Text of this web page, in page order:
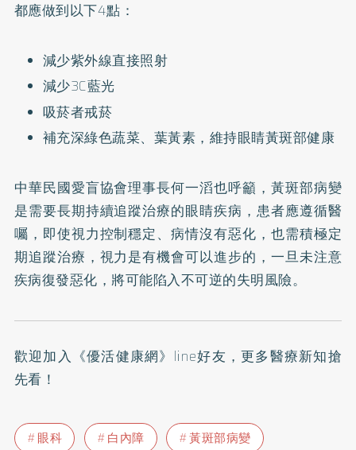
都應做到以下4點：
減少紫外線直接照射
減少3C藍光
吸菸者戒菸
補充深綠色蔬菜、葉黃素，維持眼睛黃斑部健康
中華民國愛盲協會理事長何一滔也呼籲，黃斑部病變
是需要長期持續追蹤治療的眼睛疾病，患者應遵循醫
囑，即使視力控制穩定、病情沒有惡化，也需積極定
期追蹤治療，視力是有機會可以進步的，一旦未注意
疾病復發惡化，將可能陷入不可逆的失明風險。
歡迎加入 《優活健康網》line好友 ，更多醫療新知搶
先看！
眼科 白內障
黃斑部病變